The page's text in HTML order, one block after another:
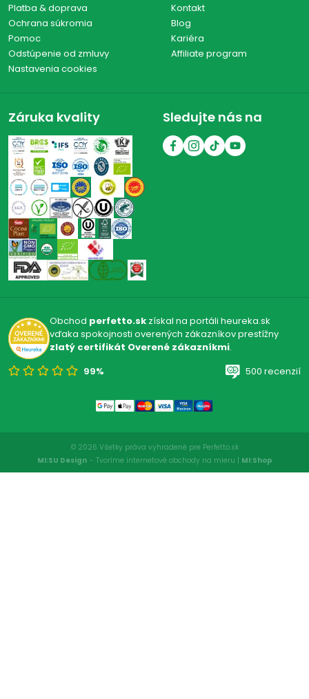
Platba & doprava
Ochrana súkromia
Pomoc
Odstúpenie od zmluvy
Nastavenia cookies
Kontakt
Blog
Kariéra
Affiliate program
Záruka kvality Sledujte nás na
Obchod perfetto.skzískal na portáli heureka.sk
vďaka spokojnosti overených zákazníkov prestížny
zlatý certifikát Overené zákazníkmi.
99%
500 recenzií
© 2026 Všetky práva vyhradené pre Perfetto.sk
MI:SU Design - Tvoríme internetové obchody na mieru | MI:Shop